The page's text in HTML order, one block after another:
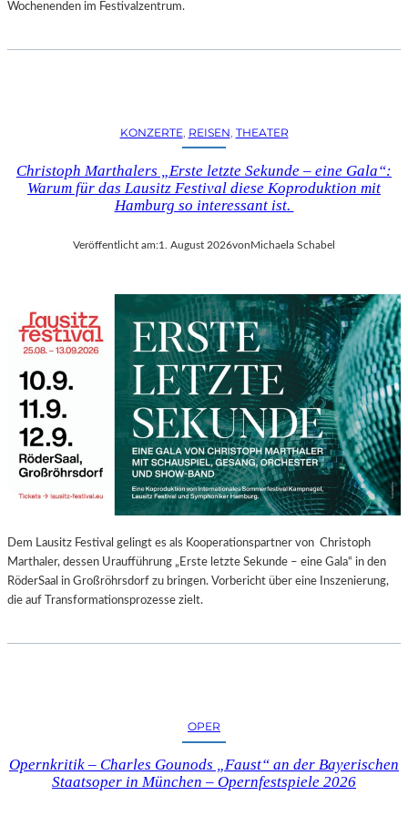
W
S
C
H
N
N
S
T
Ü
H
L
E
N
“
–
A
U
S
S
T
R
I
Wochenenden im Festivalzentrum.
KONZERTE, REISEN THEATER
Christoph Marthalers „Erste letzte Sekunde – eine Gala“:
Warum für das Lausitz Festival diese Koproduktion mit
Hamburg so interessant ist.
Veröffentlicht am:1. August 2026vonMichaela Schabel
Dem Lausitz Festival gelingt es als Kooperationspartner von Christoph
Marthaler, dessen Uraufführung „Erste letzte Sekunde – eine Gala“ in den
RöderSaal in Großröhrsdorf zu bringen. Vorbericht über eine Inszenierung,
die auf Transformationsprozesse zielt.
OPER
Opernkritik – Charles Gounods „Faust“ an der Bayerischen
Staatsoper in München – Opernfestspiele 2026